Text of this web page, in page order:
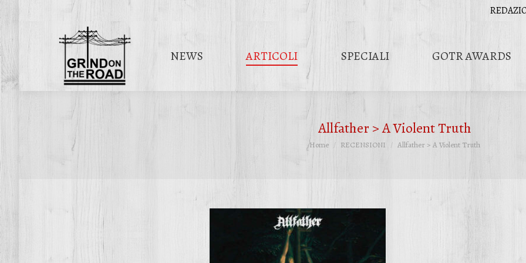
NEWS ARTICOLI SPECIALI GOTR AWARDS
Allfather > A Violent Truth
Tu sei qui:
Home RECENSIONI Allfather > A Violent Truth